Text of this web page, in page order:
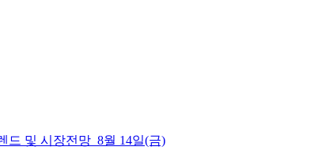
드 및 시장전망_8월 14일(금)